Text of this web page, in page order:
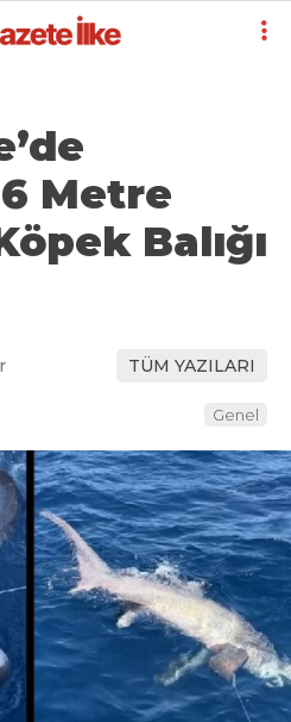
6 Metre
Balığı
TÜM YAZILARI
Genel